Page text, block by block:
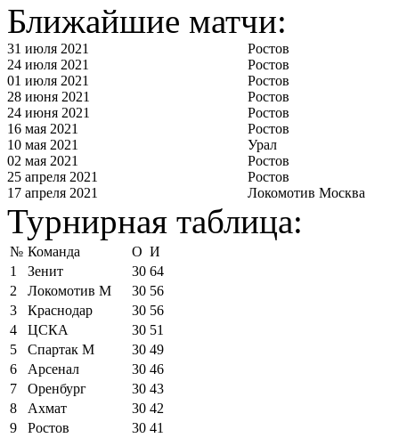
Ближайшие матчи:
31 июля 2021
Ростов
24 июля 2021
Ростов
01 июля 2021
Ростов
28 июня 2021
Ростов
24 июня 2021
Ростов
16 мая 2021
Ростов
10 мая 2021
Урал
02 мая 2021
Ростов
25 апреля 2021
Ростов
17 апреля 2021
Локомотив Москва
Турнирная таблица:
№ Команда О И
1
Зенит 30 64
2
Локомотив М 30 56
3
Краснодар 30 56
4
ЦСКА 30 51
5
Спартак М 30 49
6
Арсенал 30 46
7
Оренбург 30 43
8
Ахмат 30 42
9
Ростов 30 41